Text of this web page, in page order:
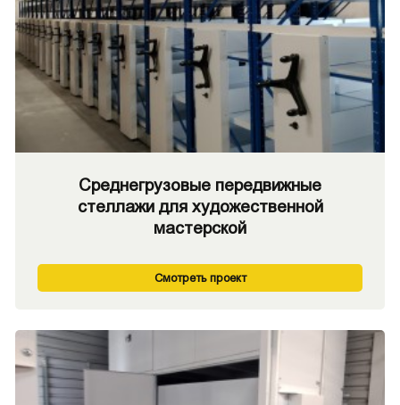
Среднегрузовые передвижные
стеллажи для художественной
мастерской
Смотреть проект